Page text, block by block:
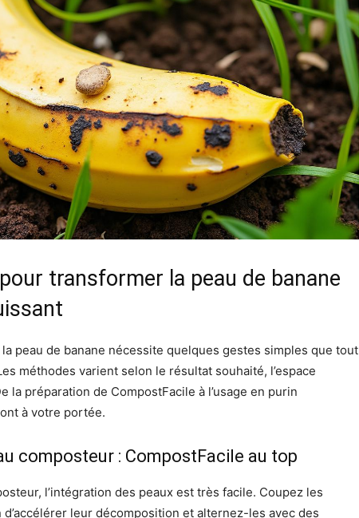
transformer la peau de banane
peau de banane nécessite quelques gestes simples que tout
méthodes varient selon le résultat souhaité, l’espace
la préparation de CompostFacile à l’usage en purin
à votre portée.
composteur : CompostFacile au top
l’intégration des peaux est très facile. Coupez les
leur décomposition et alternez-les avec des